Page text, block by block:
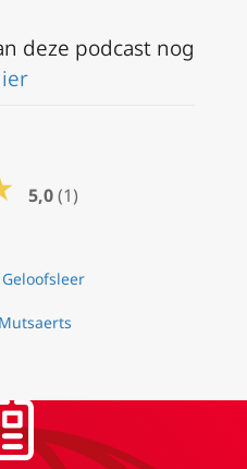
deze podcast nog
5,0 (1)
Geloofsleer